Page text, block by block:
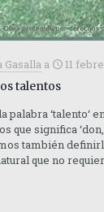
Gasalla a
11
talentos
palabra ‘talento‘
que significa
también
que no